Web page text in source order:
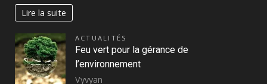
Lire la suite
ACTUALITÉS
Feu vert pour la gérance de
l’environnement
Vyvyan